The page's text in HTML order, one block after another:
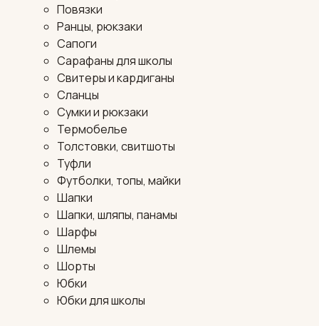
Повязки
Ранцы, рюкзаки
Сапоги
Сарафаны для школы
Свитеры и кардиганы
Сланцы
Сумки и рюкзаки
Термобелье
Толстовки, свитшоты
Туфли
Футболки, топы, майки
Шапки
Шапки, шляпы, панамы
Шарфы
Шлемы
Шорты
Юбки
Юбки для школы